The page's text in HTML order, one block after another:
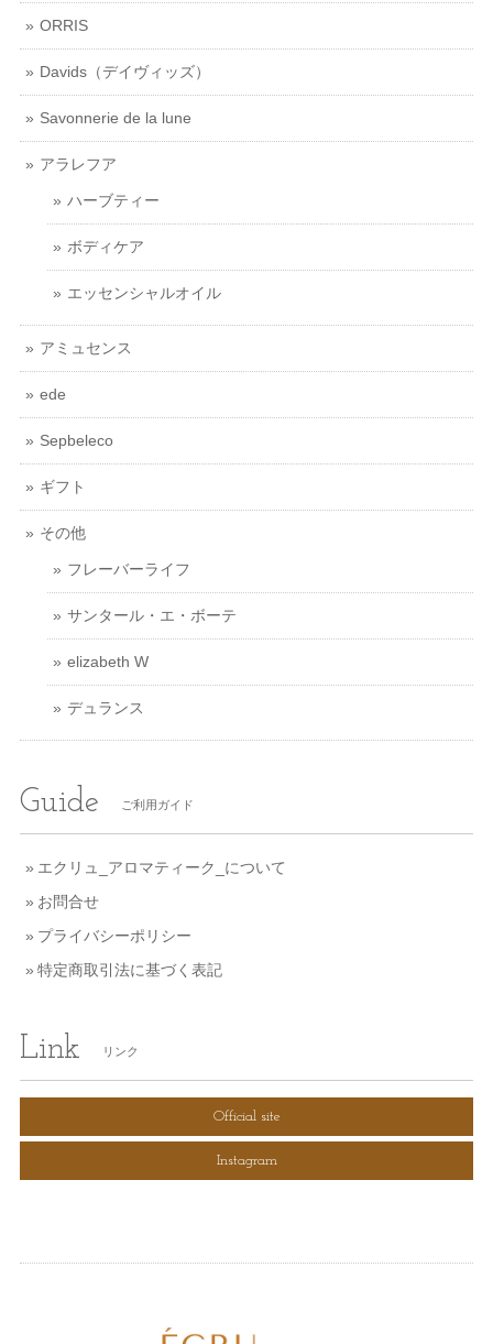
ORRIS
Davids（デイヴィッズ）
Savonnerie de la lune
アラレフア
ハーブティー
ボディケア
エッセンシャルオイル
アミュセンス
ede
Sepbeleco
ギフト
その他
フレーバーライフ
サンタール・エ・ボーテ
elizabeth W
デュランス
Guide ご利用ガイド
エクリュ_アロマティーク_について
お問合せ
プライバシーポリシー
特定商取引法に基づく表記
Link リンク
Official site
Instagram